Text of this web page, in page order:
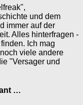
und dem
immer auf der
Alles hinterfragen -
Ich mag
viele andere
"Versager und
…